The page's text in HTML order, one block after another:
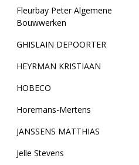
Fleurbay Peter Algemene
Bouwwerken
GHISLAIN DEPOORTER
HEYRMAN KRISTIAAN
HOBECO
Horemans-Mertens
JANSSENS MATTHIAS
Jelle Stevens